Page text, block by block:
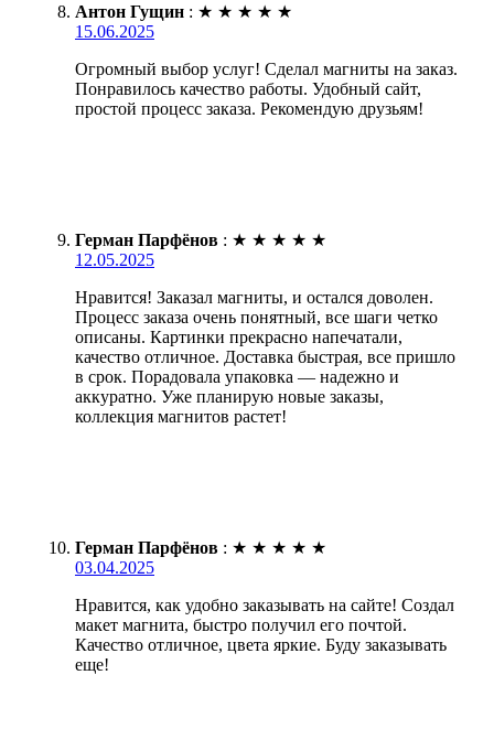
Антон Гущин : ★ ★ ★ ★ ★
15.06.2025
Огромный выбор услуг! Сделал магниты на заказ.
Понравилось качество работы. Удобный сайт,
простой процесс заказа. Рекомендую друзьям!
Герман Парфёнов : ★ ★ ★ ★ ★
12.05.2025
Нравится! Заказал магниты, и остался доволен.
Процесс заказа очень понятный, все шаги четко
описаны. Картинки прекрасно напечатали,
качество отличное. Доставка быстрая, все пришло
в срок. Порадовала упаковка — надежно и
аккуратно. Уже планирую новые заказы,
коллекция магнитов растет!
Герман Парфёнов : ★ ★ ★ ★ ★
03.04.2025
Нравится, как удобно заказывать на сайте! Создал
макет магнита, быстро получил его почтой.
Качество отличное, цвета яркие. Буду заказывать
еще!